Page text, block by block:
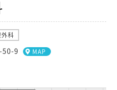
科
50-9 MAP